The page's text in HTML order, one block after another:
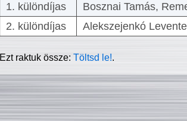
1. különdíjas
Bosznai Tamás,
2. különdíjas
Alekszejenkó
Ezt raktuk össze:Töltsd le!.